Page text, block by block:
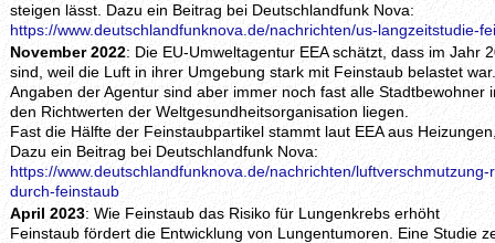
steigen lässt. Dazu ein Beitrag bei Deutschlandfunk Nova:
https://www.deutschlandfunknova.de/nachrichten/us-langzeitstudie-
November 2022: Die EU-Umweltagentur EEA schätzt, dass im Jahr
sind, weil die Luft in ihrer Umgebung stark mit Feinstaub belastet
Angaben der Agentur sind aber immer noch fast alle
den Richtwerten der Weltgesundheitsorganisation liegen.
Fast die Hälfte der Feinstaubpartikel stammt laut EEA aus
Dazu ein Beitrag bei Deutschlandfunk Nova:
https://www.deutschlandfunknova.de/nachrichten/
durch-feinstaub
April 2023: Wie Feinstaub das Risiko für Lungenkrebs erhöht
Feinstaub fördert die Entwicklung von Lungentumoren. Eine Studie